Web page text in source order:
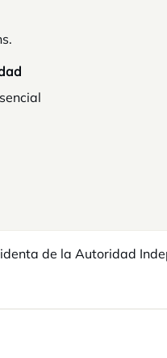
de la Autoridad